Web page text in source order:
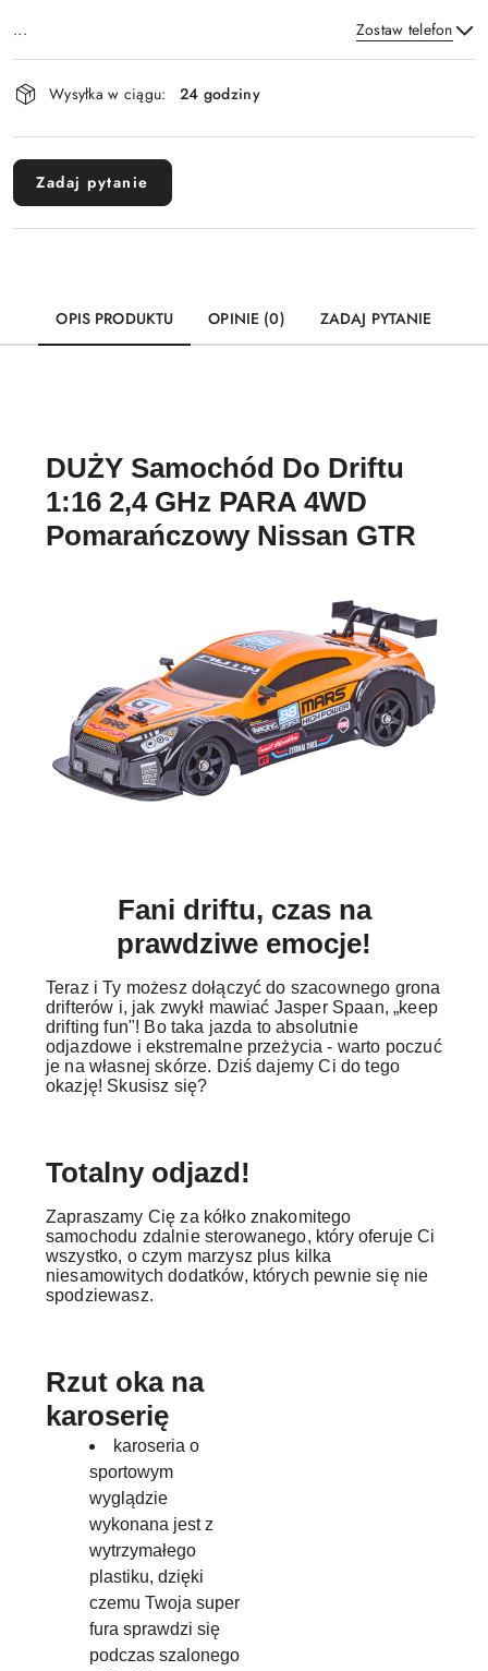
... Zostaw telefon
Dostępność
i
dostawa
Wysyłka w ciągu: 24 godziny
Zadaj pytanie
OPIS PRODUKTU OPINIE (0) ZADAJ PYTANIE
DUŻY Samochód Do Driftu
1:16 2,4 GHz PARA 4WD
Pomarańczowy Nissan GTR
Fani driftu, czas na
prawdziwe emocje!
Teraz i Ty możesz dołączyć do szacownego grona
drifterów i, jak zwykł mawiać Jasper Spaan, „keep
drifting fun"! Bo taka jazda to absolutnie
odjazdowe i ekstremalne przeżycia - warto poczuć
je na własnej skórze. Dziś dajemy Ci do tego
okazję! Skusisz się?
Totalny odjazd!
Zapraszamy Cię za kółko znakomitego
samochodu zdalnie sterowanego, który oferuje Ci
wszystko, o czym marzysz plus kilka
niesamowitych dodatków, których pewnie się nie
spodziewasz.
Rzut oka na
karoserię
karoseria o
sportowym
wyglądzie
wykonana jest z
wytrzymałego
plastiku, dzięki
czemu Twoja super
fura sprawdzi się
podczas szalonego